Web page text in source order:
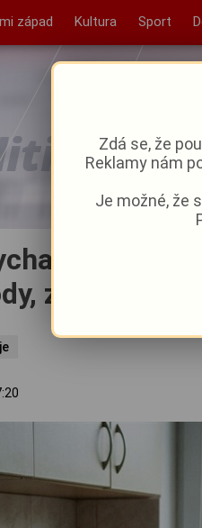
západ Kultura Sport
Obec na
zavádí
Zdá se, že
Reklamy nám
Je možné, že